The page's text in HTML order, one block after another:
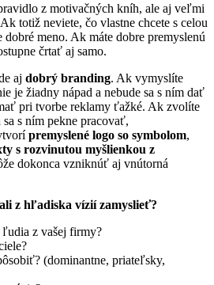
z motivačných kníh, ale aj veľmi
totiž neviete, čo vlastne chcete s celou
meno. Ak máte dobre premyslenú
črtať aj samo.
aj dobrý branding. Ak vymyslíte
je žiadny nápad a nebude sa s ním dať
pri tvorbe reklamy ťažké. Ak zvolíte
s ním pekne pracovať,
premyslené logo so symbolom,
s rozvinutou myšlienkou z
dokonca vzniknúť aj vnútorná
z hľadiska vízií zamyslieť?
z vašej firmy?
(dominantne, priateľsky,